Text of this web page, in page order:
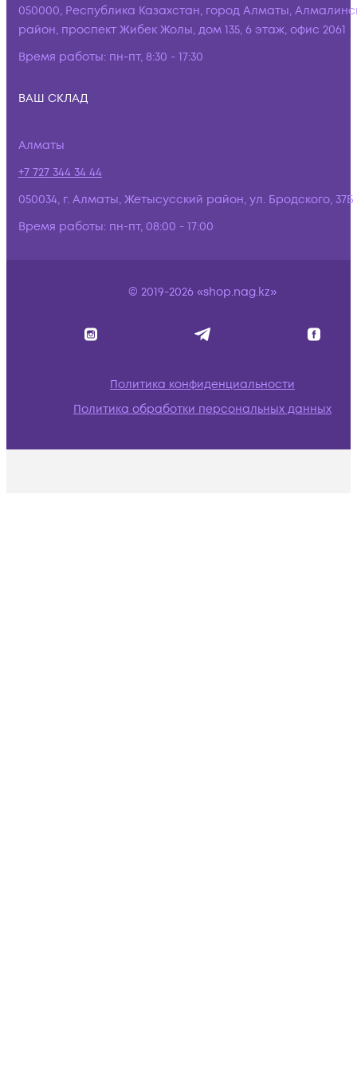
050000, Республика Казахстан, город Алматы,
район, проспект Жибек Жолы, дом 135, 6 этаж, офис 2061
Время работы: пн-пт, 8:30 - 17:30
ВАШ СКЛАД
Алматы
+7 727 344 34 44
050034, г. Алматы, Жетысусский район, ул. Бродского, 37Б
Время работы: пн-пт, 08:00 - 17:00
© 2019-2026 «shop.nag.kz»
Политика конфиденциальности
Политика обработки персональных данных